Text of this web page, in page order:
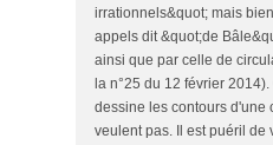
irrationnels&quot; mais
appels dit &quot;de
ainsi que par celle de
la n°25 du 12 février
dessine les contours d'une
veulent pas. Il est puéril de